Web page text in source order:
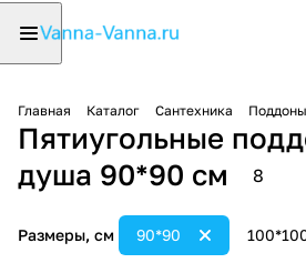
Главная Каталог Сантехника
Пятиугольные
душа 90*90 см
8
Размеры, см 90*90